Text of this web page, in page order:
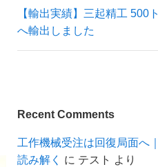
【輸出実績】三起精工 500
へ輸出しました
Recent Comments
工作機械受注は回復局面へ
読み解く
に テスト より